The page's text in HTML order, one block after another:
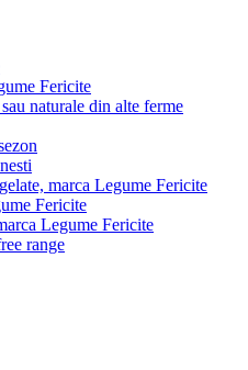
Fericite
naturale din alte ferme
marca Legume Fericite
Fericite
Legume Fericite
range